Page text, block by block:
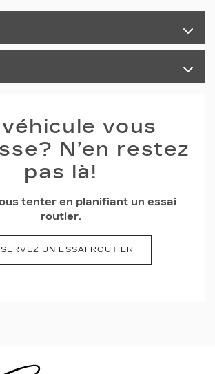
vous
N’en restez
pas là!
tenter en planifiant un essai
routier.
UN ESSAI ROUTIER